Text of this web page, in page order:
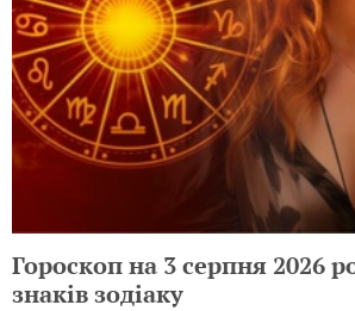
Гороскоп на 3 серпня 2026
знаків зодіаку